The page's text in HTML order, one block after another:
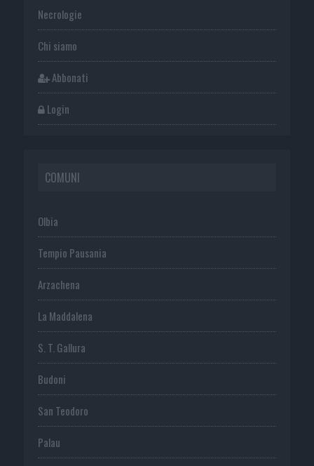
Necrologie
Chi siamo
Abbonati
Login
COMUNI
Olbia
Tempio Pausania
Arzachena
La Maddalena
S. T. Gallura
Budoni
San Teodoro
Palau